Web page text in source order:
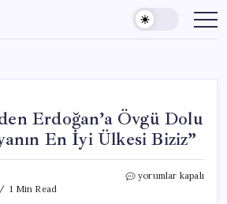
Erdoğan’a Övgü Dolu
En İyi Ülkesi Biziz”
1 Min Read
Fatma
yorumlar kapalı